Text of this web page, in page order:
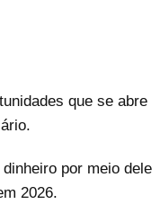
que se abre
por meio dele
2026.